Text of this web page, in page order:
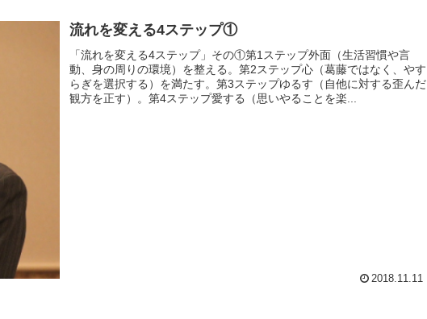
流れを変える4ステップ①
「流れを変える4ステップ」その①第1ステップ外面（生活習慣や言
動、身の周りの環境）を整える。第2ステップ心（葛藤ではなく、やす
らぎを選択する）を満たす。第3ステップゆるす（自他に対する歪んだ
観方を正す）。第4ステップ愛する（思いやることを楽...
2018.11.11